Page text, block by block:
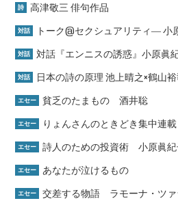
詩 高津敬三 俳句作品
対話 トーク@セクシュアリティ― 小
対話 対話『エンニスの誘惑』小原眞
対話 日本の詩の原理 池上晴之×鶴山裕
エセー 貧乏のたまもの 酒井聡
エセー りょんさんのときどき集中連載
エセー 詩人のための投資術 小原眞
エセー あなたが泣けるもの
エセー 交差する物語 ラモーナ・ツァ